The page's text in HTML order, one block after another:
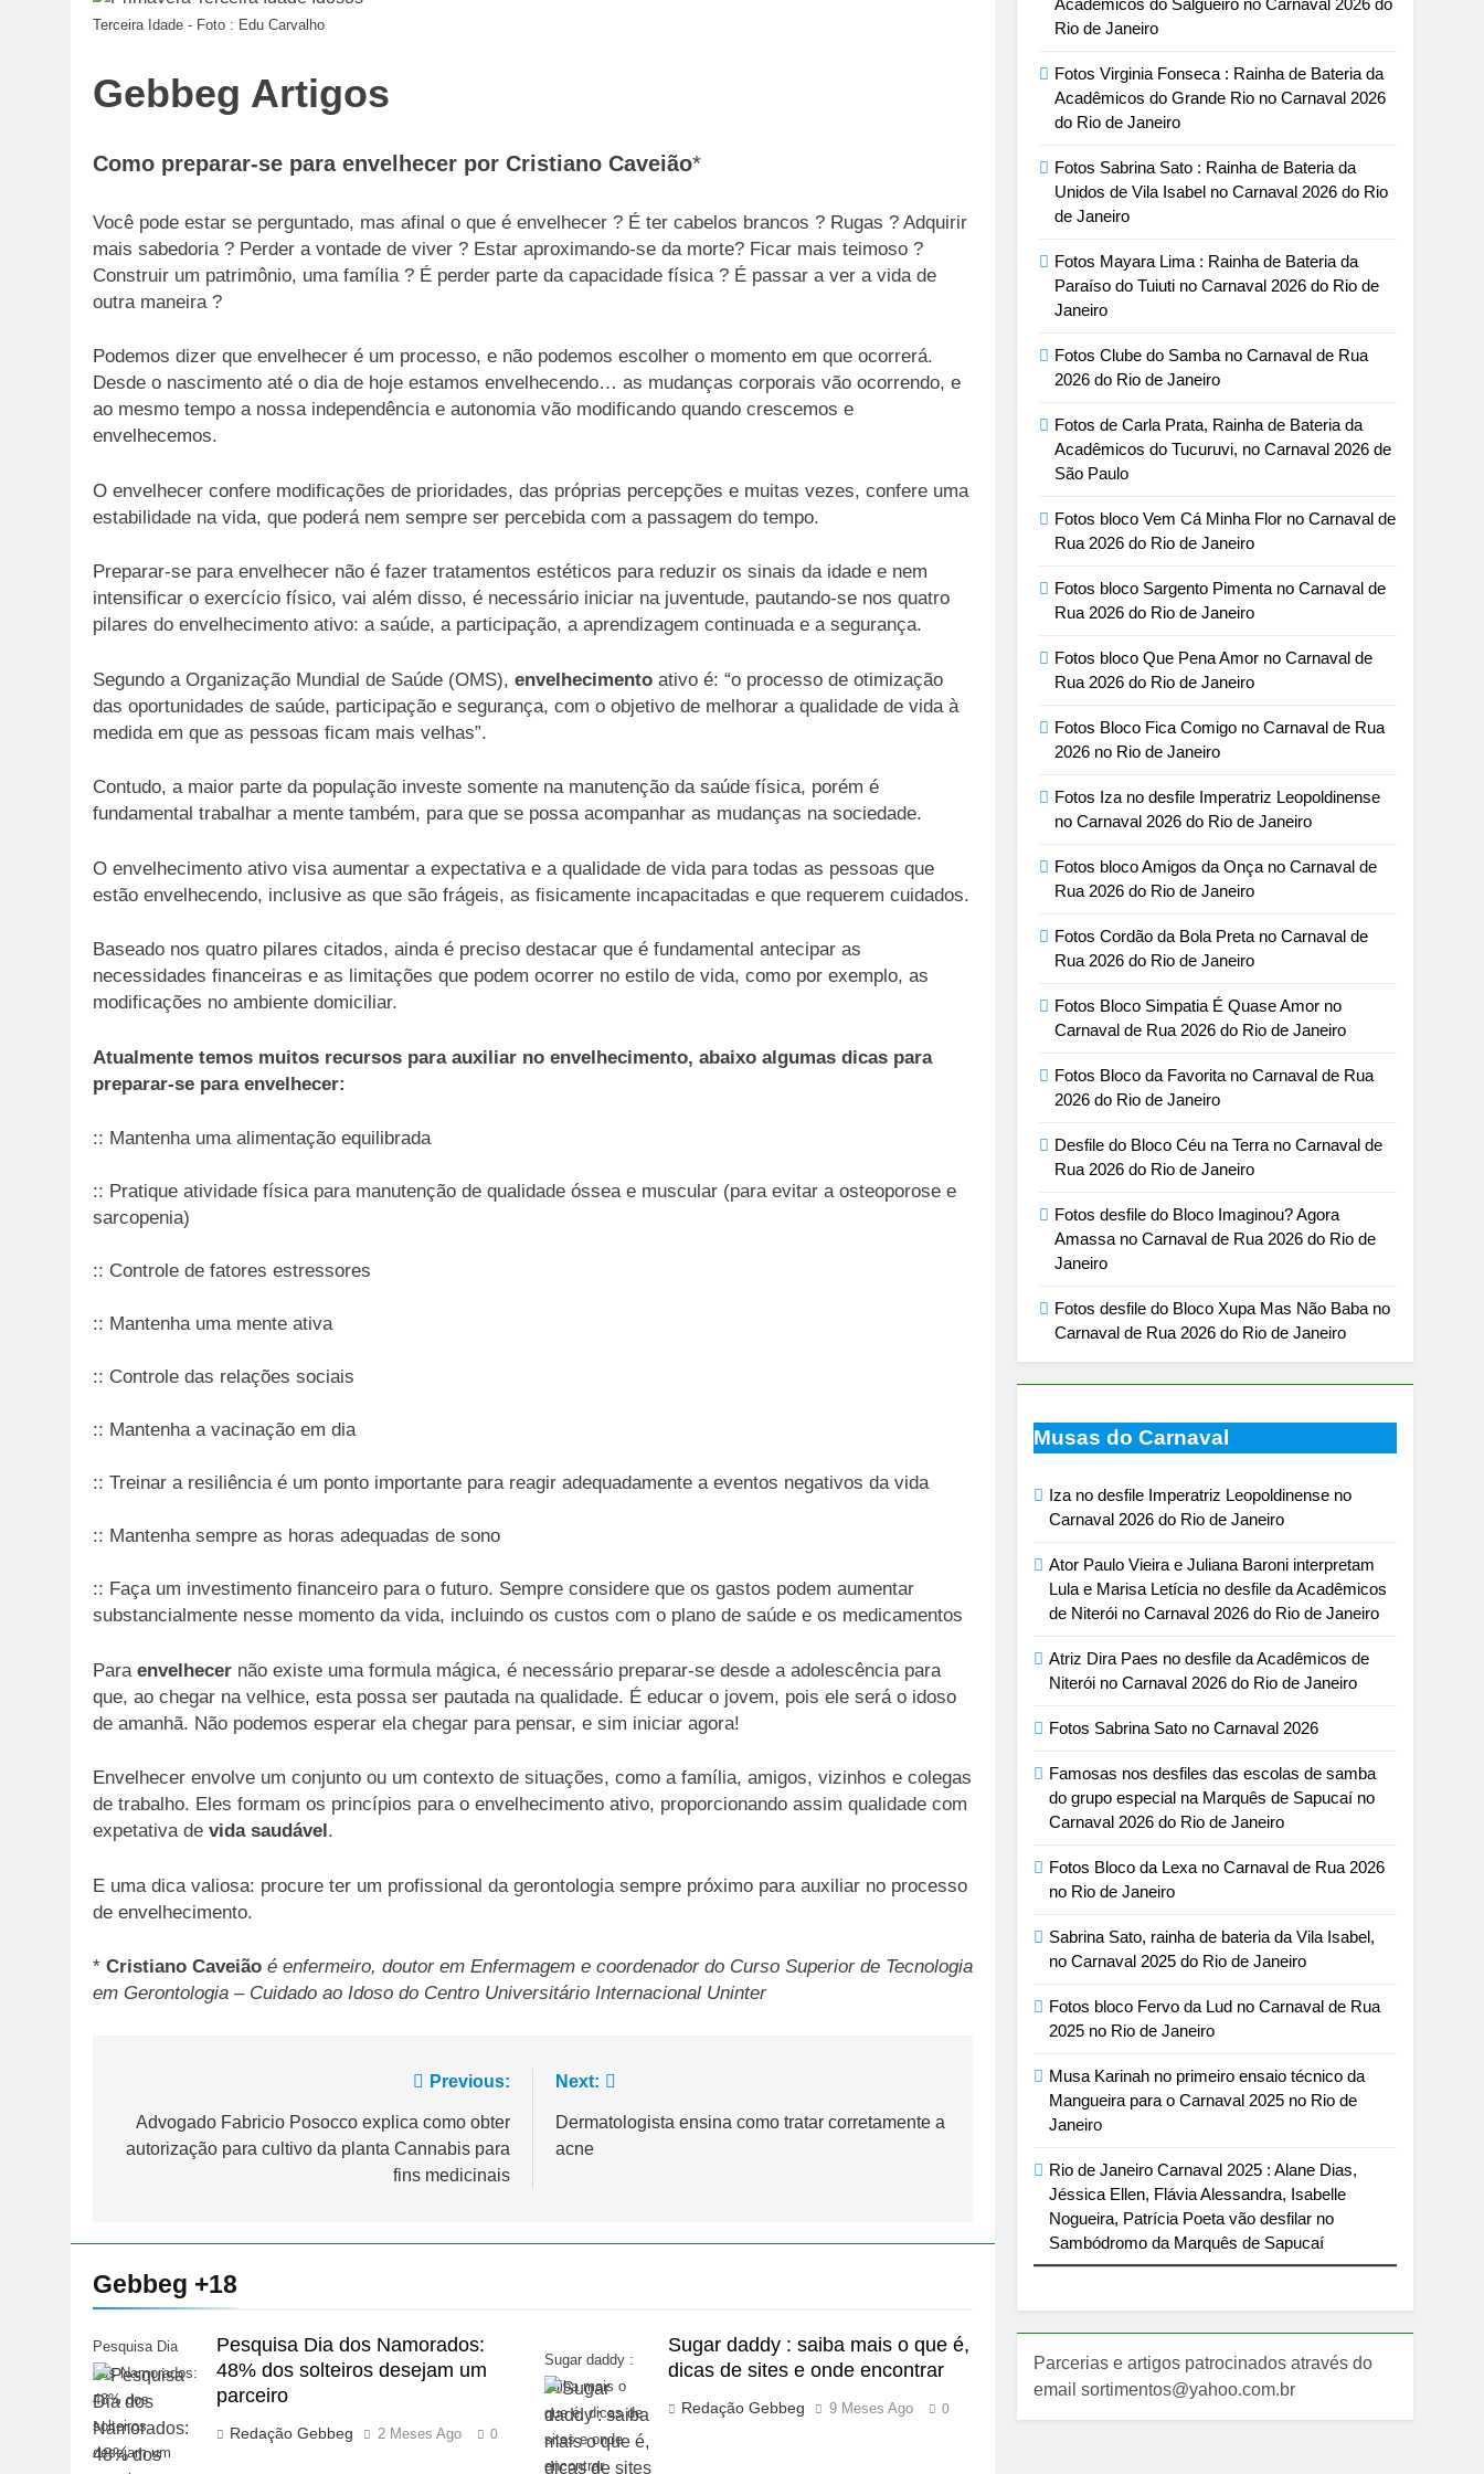
Terceira Idade - Foto : Edu Carvalho
Gebbeg Artigos
Como preparar-se para envelhecer por Cristiano Caveião*
Você pode estar se perguntado, mas afinal o que é envelhecer ? É ter cabelos brancos ? Rugas ? Adquirir
mais sabedoria ? Perder a vontade de viver ? Estar aproximando-se da morte? Ficar mais teimoso ?
Construir um patrimônio, uma família ? É perder parte da capacidade física ? É passar a ver a vida de
outra maneira ?
Podemos dizer que envelhecer é um processo, e não podemos escolher o momento em que ocorrerá.
Desde o nascimento até o dia de hoje estamos envelhecendo… as mudanças corporais vão ocorrendo, e
ao mesmo tempo a nossa independência e autonomia vão modificando quando crescemos e
envelhecemos.
O envelhecer confere modificações de prioridades, das próprias percepções e muitas vezes, confere uma
estabilidade na vida, que poderá nem sempre ser percebida com a passagem do tempo.
Preparar-se para envelhecer não é fazer tratamentos estéticos para reduzir os sinais da idade e nem
intensificar o exercício físico, vai além disso, é necessário iniciar na juventude, pautando-se nos quatro
pilares do envelhecimento ativo: a saúde, a participação, a aprendizagem continuada e a segurança.
Segundo a Organização Mundial de Saúde (OMS), envelhecimento ativo é: “o processo de otimização
das oportunidades de saúde, participação e segurança, com o objetivo de melhorar a qualidade de vida à
medida em que as pessoas ficam mais velhas”.
Contudo, a maior parte da população investe somente na manutenção da saúde física, porém é
fundamental trabalhar a mente também, para que se possa acompanhar as mudanças na sociedade.
O envelhecimento ativo visa aumentar a expectativa e a qualidade de vida para todas as pessoas que
estão envelhecendo, inclusive as que são frágeis, as ﬁsicamente incapacitadas e que requerem cuidados.
Baseado nos quatro pilares citados, ainda é preciso destacar que é fundamental antecipar as
necessidades financeiras e as limitações que podem ocorrer no estilo de vida, como por exemplo, as
modificações no ambiente domiciliar.
Atualmente temos muitos recursos para auxiliar no envelhecimento, abaixo algumas dicas para
preparar-se para envelhecer:
:: Mantenha uma alimentação equilibrada
:: Pratique atividade física para manutenção de qualidade óssea e muscular (para evitar a osteoporose e
sarcopenia)
:: Controle de fatores estressores
:: Mantenha uma mente ativa
:: Controle das relações sociais
:: Mantenha a vacinação em dia
:: Treinar a resiliência é um ponto importante para reagir adequadamente a eventos negativos da vida
:: Mantenha sempre as horas adequadas de sono
:: Faça um investimento financeiro para o futuro. Sempre considere que os gastos podem aumentar
substancialmente nesse momento da vida, incluindo os custos com o plano de saúde e os medicamentos
Para envelhecer não existe uma formula mágica, é necessário preparar-se desde a adolescência para
que, ao chegar na velhice, esta possa ser pautada na qualidade. É educar o jovem, pois ele será o idoso
de amanhã. Não podemos esperar ela chegar para pensar, e sim iniciar agora!
Envelhecer envolve um conjunto ou um contexto de situações, como a família, amigos, vizinhos e colegas
de trabalho. Eles formam os princípios para o envelhecimento ativo, proporcionando assim qualidade com
expetativa de vida saudável .
E uma dica valiosa: procure ter um profissional da gerontologia sempre próximo para auxiliar no processo
de envelhecimento.
* Cristiano Caveião é enfermeiro, doutor em Enfermagem e coordenador do Curso Superior de Tecnologia
em Gerontologia – Cuidado ao Idoso do Centro Universitário Internacional Uninter
de
Previous:
Advogado Fabricio Posocco explica como obter
autorização para cultivo da planta Cannabis para
fins medicinais
Next:
Dermatologista ensina como tratar corretamente a
acne
Gebbeg +18
Pesquisa Dia
dos Namorados:
48% dos
solteiros
desejam um
Pesquisa Dia dos Namorados:
48% dos solteiros desejam um
parceiro
Redação Gebbeg 2 Meses Ago 0
Sugar daddy :
saiba mais o
que é, dicas de
sites e onde
encontrar
Sugar daddy : saiba mais o que é,
dicas de sites e onde encontrar
Redação Gebbeg 9 Meses Ago 0
Acadêmicos do Salgueiro no Carnaval 2026 do
Rio de Janeiro
Fotos Virginia Fonseca : Rainha de Bateria da
Acadêmicos do Grande Rio no Carnaval 2026
do Rio de Janeiro
Fotos Sabrina Sato : Rainha de Bateria da
Unidos de Vila Isabel no Carnaval 2026 do Rio
de Janeiro
Fotos Mayara Lima : Rainha de Bateria da
Paraíso do Tuiuti no Carnaval 2026 do Rio de
Janeiro
Fotos Clube do Samba no Carnaval de Rua
2026 do Rio de Janeiro
Fotos de Carla Prata, Rainha de Bateria da
Acadêmicos do Tucuruvi, no Carnaval 2026 de
São Paulo
Fotos bloco Vem Cá Minha Flor no Carnaval de
Rua 2026 do Rio de Janeiro
Fotos bloco Sargento Pimenta no Carnaval de
Rua 2026 do Rio de Janeiro
Fotos bloco Que Pena Amor no Carnaval de
Rua 2026 do Rio de Janeiro
Fotos Bloco Fica Comigo no Carnaval de Rua
2026 no Rio de Janeiro
Fotos Iza no desfile Imperatriz Leopoldinense
no Carnaval 2026 do Rio de Janeiro
Fotos bloco Amigos da Onça no Carnaval de
Rua 2026 do Rio de Janeiro
Fotos Cordão da Bola Preta no Carnaval de
Rua 2026 do Rio de Janeiro
Fotos Bloco Simpatia É Quase Amor no
Carnaval de Rua 2026 do Rio de Janeiro
Fotos Bloco da Favorita no Carnaval de Rua
2026 do Rio de Janeiro
Desfile do Bloco Céu na Terra no Carnaval de
Rua 2026 do Rio de Janeiro
Fotos desfile do Bloco Imaginou? Agora
Amassa no Carnaval de Rua 2026 do Rio de
Janeiro
Fotos desfile do Bloco Xupa Mas Não Baba no
Carnaval de Rua 2026 do Rio de Janeiro
Musas do Carnaval
Iza no desfile Imperatriz Leopoldinense no
Carnaval 2026 do Rio de Janeiro
Ator Paulo Vieira e Juliana Baroni interpretam
Lula e Marisa Letícia no desfile da Acadêmicos
de Niterói no Carnaval 2026 do Rio de Janeiro
Atriz Dira Paes no desfile da Acadêmicos de
Niterói no Carnaval 2026 do Rio de Janeiro
Fotos Sabrina Sato no Carnaval 2026
Famosas nos desfiles das escolas de samba
do grupo especial na Marquês de Sapucaí no
Carnaval 2026 do Rio de Janeiro
Fotos Bloco da Lexa no Carnaval de Rua 2026
no Rio de Janeiro
Sabrina Sato, rainha de bateria da Vila Isabel,
no Carnaval 2025 do Rio de Janeiro
Fotos bloco Fervo da Lud no Carnaval de Rua
2025 no Rio de Janeiro
Musa Karinah no primeiro ensaio técnico da
Mangueira para o Carnaval 2025 no Rio de
Janeiro
Rio de Janeiro Carnaval 2025 : Alane Dias,
Jéssica Ellen, Flávia Alessandra, Isabelle
Nogueira, Patrícia Poeta vão desfilar no
Sambódromo da Marquês de Sapucaí
Parcerias e artigos patrocinados através do
email sortimentos@yahoo.com.br